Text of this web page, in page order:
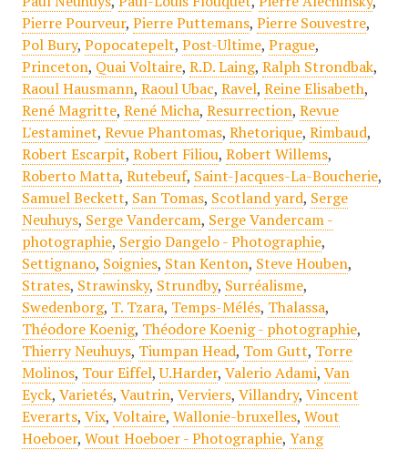
Pierre Pourveur, Pierre Puttemans, Pierre Souvestre,
Pol Bury, Popocatepelt, Post-Ultime, Prague,
Princeton, Quai Voltaire, R.D. Laing, Ralph Strondbak,
Raoul Hausmann, Raoul Ubac, Ravel, Reine Elisabeth,
René Magritte, René Micha, Resurrection, Revue
L'estaminet, Revue Phantomas, Rhetorique, Rimbaud,
Robert Escarpit, Robert Filiou, Robert Willems,
Roberto Matta, Rutebeuf, Saint-Jacques-La-Boucherie,
Samuel Beckett, San Tomas, Scotland yard, Serge
Neuhuys, Serge Vandercam, Serge Vandercam -
photographie, Sergio Dangelo - Photographie,
Settignano, Soignies, Stan Kenton, Steve Houben,
Strates, Strawinsky, Strundby, Surréalisme,
Swedenborg, T. Tzara, Temps-Mélés, Thalassa,
Théodore Koenig, Théodore Koenig - photographie,
Thierry Neuhuys, Tiumpan Head, Tom Gutt, Torre
Molinos, Tour Eiffel,U.Harder, Valerio Adami, Van
Eyck, Varietés, Vautrin, Verviers, Villandry, Vincent
Everarts, Vix, Voltaire, Wallonie-bruxelles, Wout
Hoeboer, Wout Hoeboer - Photographie, Yang